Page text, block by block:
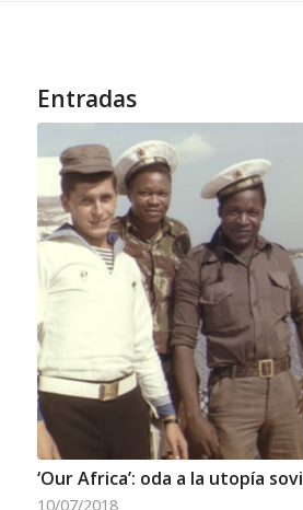
Entradas
‘Our Africa’: oda a la utopía
10/07/2018